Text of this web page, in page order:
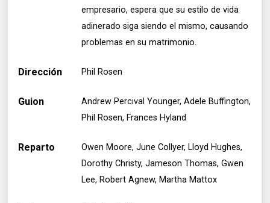
empresario, espera que su estilo de vida
adinerado siga siendo el mismo, causando
problemas en su matrimonio.
Dirección Phil Rosen
Guion
Andrew Percival Younger, Adele Buffington,
Phil Rosen, Frances Hyland
Reparto
Owen Moore, June Collyer, Lloyd Hughes,
Dorothy Christy, Jameson Thomas, Gwen
Lee, Robert Agnew, Martha Mattox